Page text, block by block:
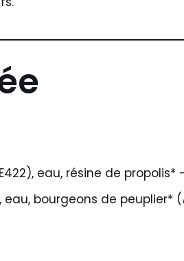
eau, résine de propolis*
bourgeons de peuplier* (